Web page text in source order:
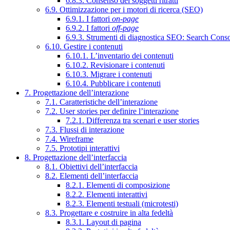
6.9. Ottimizzazione per i motori di ricerca (SEO)
6.9.1. I fattori on-page
6.9.2. I fattori off-page
6.9.3. Strumenti di diagnostica SEO: Search
6.10. Gestire i contenuti
6.10.1. L’inventario dei contenuti
6.10.2. Revisionare i contenuti
6.10.3. Migrare i contenuti
6.10.4. Pubblicare i contenuti
7. Progettazione dell’interazione
7.1. Caratteristiche dell’interazione
7.2. User stories per definire l’interazione
7.2.1. Differenza tra scenari e user stories
7.3. Flussi di interazione
7.4. Wireframe
7.5. Prototipi interattivi
8. Progettazione dell’interfaccia
8.1. Obiettivi dell’interfaccia
8.2. Elementi dell’interfaccia
8.2.1. Elementi di composizione
8.2.2. Elementi interattivi
8.2.3. Elementi testuali (microtesti)
8.3. Progettare e costruire in alta fedeltà
8.3.1. Layout di pagina